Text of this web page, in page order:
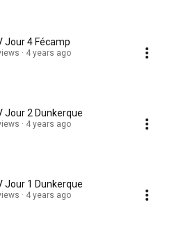
TFV Jour 4 Fécamp
4 years ago
TFV Jour 2 Dunkerque
4 years ago
TFV Jour 1 Dunkerque
4 years ago